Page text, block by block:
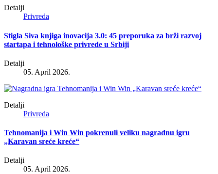
Detalji
Privreda
Stigla Siva knjiga inovacija 3.0: 45 preporuka za brži razvoj
startapa i tehnološke privrede u Srbiji
Detalji
05. April 2026.
Detalji
Privreda
Tehnomanija i Win Win pokrenuli veliku nagradnu igru
„Karavan sreće kreće“
Detalji
05. April 2026.